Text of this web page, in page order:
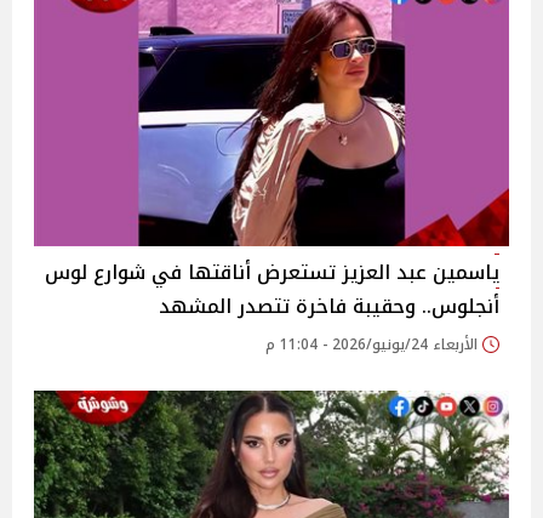
ياسمين عبد العزيز تستعرض أناقتها في شوارع لوس
أنجلوس.. وحقيبة فاخرة تتصدر المشهد
الأربعاء 24/يونيو/2026 - 11:04 م